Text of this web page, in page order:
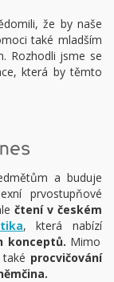
že by naše
také mladším
Rozhodli jsme se
která by těmto
a buduje
prvostupňové
čtení v českém
, která nabízí
konceptů. Mimo
procvičování